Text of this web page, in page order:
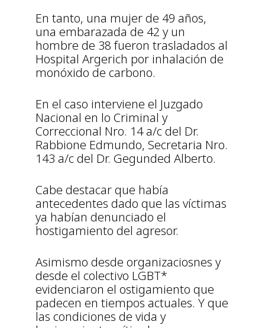
En tanto, una mujer de 49 años,
una embarazada de 42 y un
hombre de 38 fueron trasladados al
Hospital Argerich por inhalación de
monóxido de carbono.
En el caso interviene el Juzgado
Nacional en lo Criminal y
Correccional Nro. 14 a/c del Dr.
Rabbione Edmundo, Secretaria Nro.
143 a/c del Dr. Gegunded Alberto.
Cabe destacar que había
antecedentes dado que las víctimas
ya habían denunciado el
hostigamiento del agresor.
Asimismo desde organizaciosnes y
desde el colectivo LGBT*
evidenciaron el ostigamiento que
padecen en tiempos actuales. Y que
las condiciones de vida y